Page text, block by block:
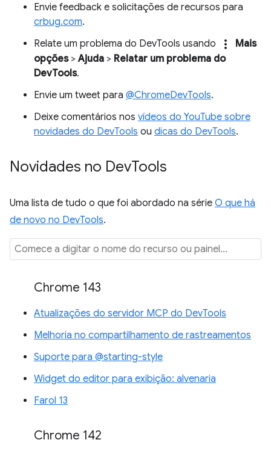
Envie feedback e solicitações de recursos para
crbug.com.
Relate um problema do DevTools usando
more_vert
Mais
opções>Ajuda > Relatar um problema do
DevTools.
Envie um tweet para @ChromeDevTools.
Deixe comentários nos vídeos do YouTube sobre
novidades do DevTools ou dicas do DevTools.
Novidades no DevTools
Uma lista de tudo o que foi abordado na série O que há
de novo no DevTools.
Chrome 143
Atualizações do servidor MCP do DevTools
Melhoria no compartilhamento de rastreamentos
Suporte para @starting-style
Widget do editor para exibição: alvenaria
Farol 13
Chrome 142